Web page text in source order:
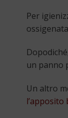
Per
un panno
Un altro
l’apposito